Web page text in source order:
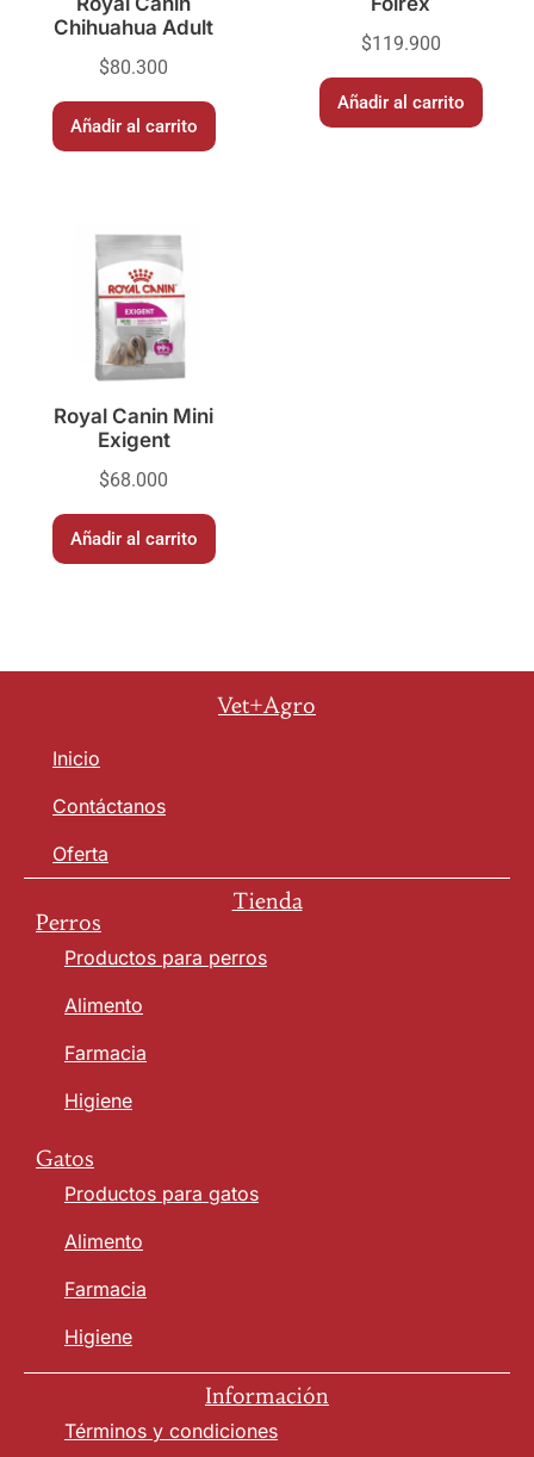
Chihuahua Adult
$80.300
Añadir al carrito
$119.900
Añadir al carrito
Royal Canin Mini
Exigent
$68.000
Añadir al carrito
Vet+Agro
Inicio
Contáctanos
Oferta
Tienda
Perros
Productos para perros
Alimento
Farmacia
Higiene
Gatos
Productos para gatos
Alimento
Farmacia
Higiene
Información
Términos y condiciones